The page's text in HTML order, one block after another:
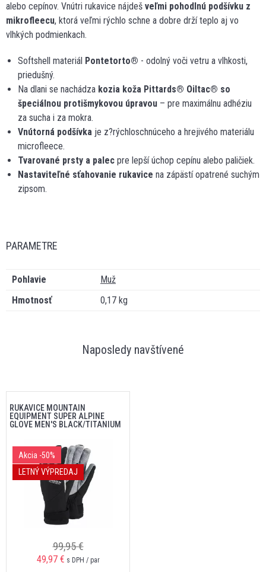
alebo cepínov. Vnútri rukavice nájdeš veľmi pohodlnú podšívku z
mikrofleecu, ktorá veľmi rýchlo schne a dobre drží teplo aj vo
vlhkých podmienkach.
Softshell materiál Pontetorto® - odolný voči vetru a vlhkosti,
priedušný.
Na dlani se nachádza kozia koža Pittards® Oiltac® so
špeciálnou protišmykovou úpravou – pre maximálnu adhéziu
za sucha i za mokra.
Vnútorná podšívka je z?rýchloschnúceho a hrejivého materiálu
microfleece.
Tvarované prsty a palec pre lepší úchop cepínu alebo paličiek.
Nastaviteľné sťahovanie rukavice na zápästí opatrené suchým
zipsom.
PARAMETRE
Pohlavie
Muž
Hmotnosť
0,17 kg
Naposledy navštívené
RUKAVICE MOUNTAIN
EQUIPMENT SUPER ALPINE
GLOVE MEN'S BLACK/TITANIUM
Akcia -50%
LETNÝ VÝPREDAJ
99,95 €
49,97 € s DPH / par